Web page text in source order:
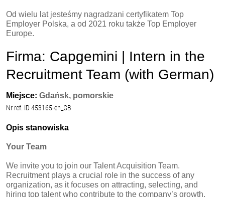
Od wielu lat jesteśmy nagradzani certyfikatem Top
Employer Polska, a od 2021 roku także Top Employer
Europe.
Firma: Capgemini | Intern in the
Recruitment Team (with German)
Miejsce:Gdańsk, pomorskie
Nr ref. ID 453165-en_GB
Opis stanowiska
Your Team
We invite you to join our Talent Acquisition Team.
Recruitment plays a crucial role in the success of any
organization, as it focuses on attracting, selecting, and
hiring top talent who contribute to the company’s growth.